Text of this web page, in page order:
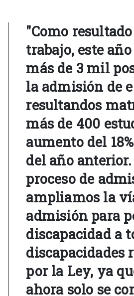
"Como
trabajo, este
más de 3 mil
la admisión de
resultandos
más de 400
aumento del
del año
proceso de
ampliamos la
admisión para
discapacidad a
discapacidades
por la Ley, ya
ahora solo se